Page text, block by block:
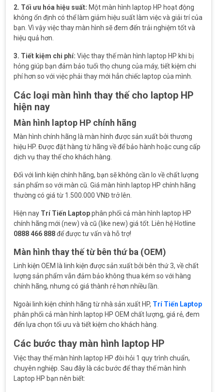
2. Tối ưu hóa hiệu suất: Một màn hình laptop HP hoạt động
không ổn định có thể làm giảm hiệu suất làm việc và giải trí của
bạn. Vì vậy việc thay màn hình sẽ đem đến trải nghiệm tốt và
hiệu quả hơn.
3. Tiết kiệm chi phí: Việc thay thế màn hình laptop HP khi bị
hỏng giúp bạn đảm bảo tuổi thọ chung của máy, tiết kiệm chi
phí hơn so với việc phải thay mới hẳn chiếc laptop của mình.
Các loại màn hình thay thế cho laptop HP
hiện nay
Màn hình laptop HP chính hãng
Màn hình chính hãng là màn hình được sản xuất bởi thương
hiệu HP. Được đặt hàng từ hãng về để bảo hành hoặc cung cấp
dịch vụ thay thế cho khách hàng.
Đối với linh kiện chính hãng, bạn sẽ không cần lo về chất lượng
sản phẩm so với màn cũ. Giá màn hình laptop HP chính hãng
thường có giá từ 1.500.000 VNĐ trở lên.
Hiện nay Trí Tiến Laptopphân phối cả màn hình laptop HP
chính hãng mới (new) và cũ (like new) giá tốt. Liên hệ Hotline
0888 466 888để được tư vấn và hỗ trợ!
Màn hình thay thế từ bên thứ ba (OEM)
Linh kiện OEM là linh kiện được sản xuất bởi bên thứ 3, về chất
lượng sản phẩm vẫn đảm bảo không thua kém so với hàng
chính hãng, nhưng có giá thành rẻ hơn nhiều lần.
Ngoài linh kiện chính hãng từ nhà sản xuất HP, Trí Tiến Laptop
phân phối cả màn hình laptop HP OEM chất lượng, giá rẻ, đem
đến lựa chọn tối ưu và tiết kiệm cho khách hàng.
Các bước thay màn hình laptop HP
Việc thay thế màn hình laptop HP đòi hỏi 1 quy trình chuẩn,
chuyên nghiệp. Sau đây là các bước để thay thế màn hình
Laptop HP bạn nên biết: